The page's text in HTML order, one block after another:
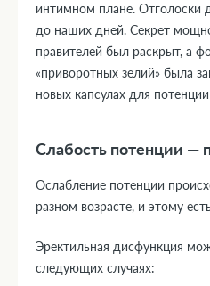
интимном плане. Отголоски
до наших дней. Секрет
правителей был раскрыт, а
«приворотных зелий» была
новых капсулах для
Слабость потенции —
Ослабление потенции
разном возрасте, и этому
Эректильная дисфункция
следующих случаях: